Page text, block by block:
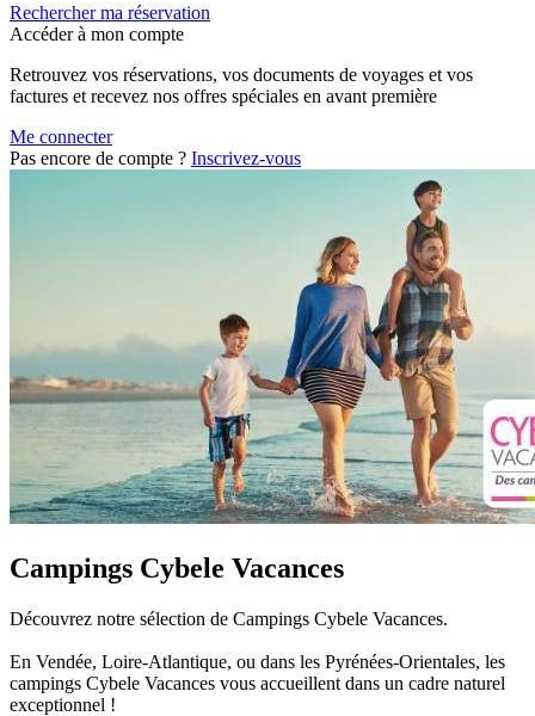
Rechercher ma réservation
Accéder à mon compte
Retrouvez vos réservations, vos documents de voyages et vos
factures et recevez nos offres spéciales en avant première
Me connecter
Pas encore de compte ? Inscrivez-vous
Campings Cybele Vacances
Découvrez notre sélection de Campings Cybele Vacances.
En Vendée, Loire-Atlantique, ou dans les Pyrénées-Orientales, les
campings Cybele Vacances vous accueillent dans un cadre naturel
exceptionnel !